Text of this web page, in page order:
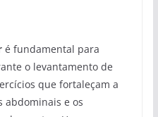
é fundamental para
o levantamento de
que fortaleçam a
abdominais e os